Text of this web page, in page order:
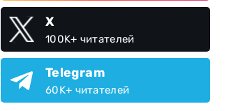
X
100K+ читателей
Telegram
60K+ читателей